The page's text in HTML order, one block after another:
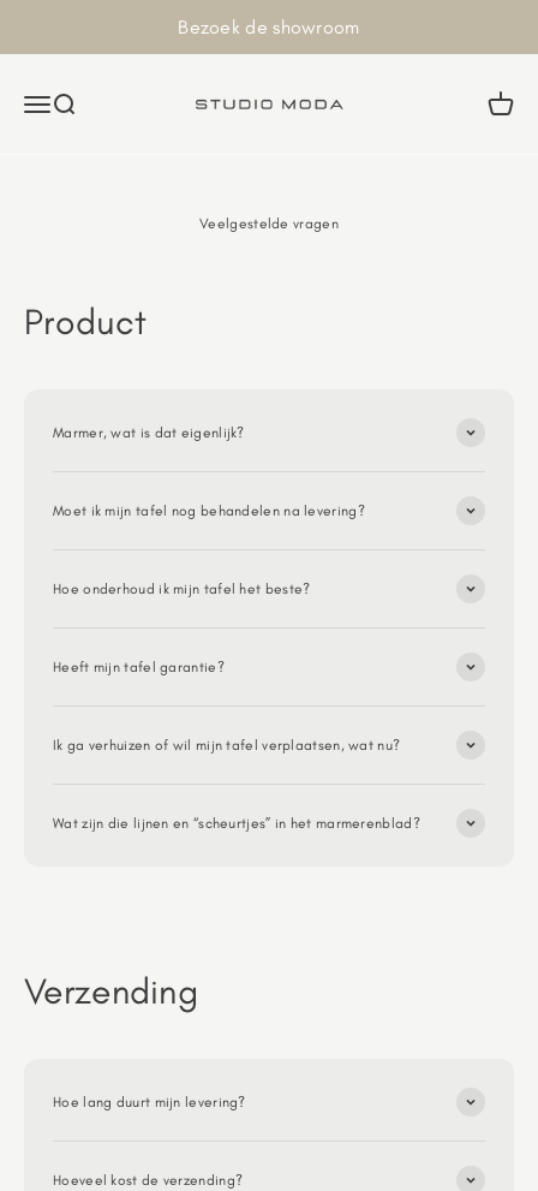
Bezoek de showroom
Navigatiemenu openen
Zoeken openen
Veelgestelde vragen
Product
Marmer, wat is dat eigenlijk?
Moet ik mijn tafel nog behandelen na levering?
Hoe onderhoud ik mijn tafel het beste?
Heeft mijn tafel garantie?
Ik ga verhuizen of wil mijn tafel verplaatsen, wat nu?
Wat zijn die lijnen en “scheurtjes” in het marmerenblad?
Verzending
Hoe lang duurt mijn levering?
Hoeveel kost de verzending?